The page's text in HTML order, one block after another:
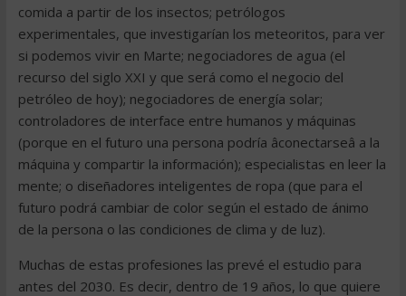
comida a partir de los insectos; petrólogos
experimentales, que investigarían los meteoritos, para ver
si podemos vivir en Marte; negociadores de agua (el
recurso del siglo XXI y que será como el negocio del
petróleo de hoy); negociadores de energía solar;
controladores de interface entre humanos y máquinas
(porque en el futuro una persona podría âconectarseâ a la
máquina y compartir la información); especialistas en leer la
mente; o diseñadores inteligentes de ropa (que para el
futuro podrá cambiar de color según el estado de ánimo
de la persona o las condiciones de clima y de luz).
Muchas de estas profesiones las prevé el estudio para
antes del 2030. Es decir, dentro de 19 años, lo que quiere